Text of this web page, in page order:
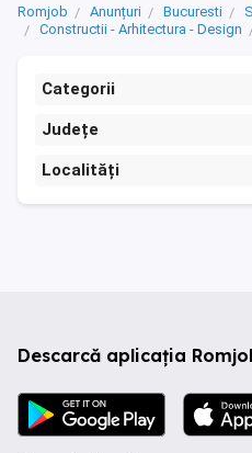
Romjob Anunțuri Bucuresti
Constructii - Arhitectura - Design
Categorii
Județe
Localități
Descarcă aplicația